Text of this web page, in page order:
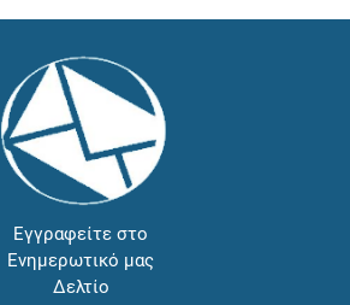
Εγγραφείτε στο
Ενημερωτικό μας
Δελτίο